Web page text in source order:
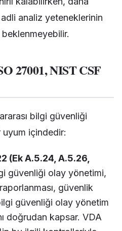
analiz yeteneklerinin
27001, NIST CSF
bilgi güvenliği
uyum içindedir:
(Ek A.5.24, A.5.26,
güvenliği olay yönetimi,
güvenlik
güvenliği olay yönetim
doğrudan kapsar. VDA